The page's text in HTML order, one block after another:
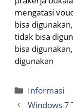
mengatasi
bisa
tidak bisa
bisa
digunakan
Categories
Informasi
Windows 7